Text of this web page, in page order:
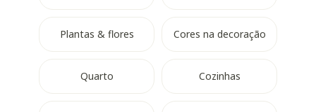
Plantas & flores Cores na decoração
Quarto Cozinhas